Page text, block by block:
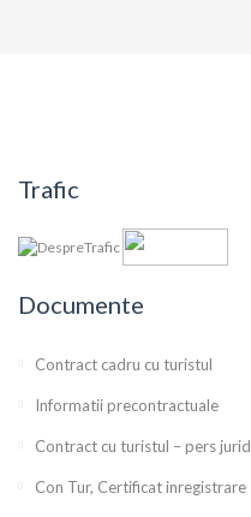
Trafic
Documente
Contract cadru cu turistul
Informatii precontractuale
Contract cu turistul – pers jurid
Con Tur, Certificat inregistrare